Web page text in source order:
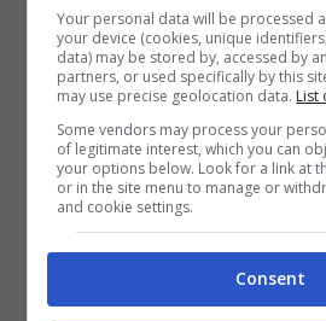
l’Europa si fa
Your personal data will be processed
your device (cookies, unique
data) may be stored by, accessed by
partners, or used specifically by this
may use precise geolocation data. List
Some vendors may process your
of legitimate interest, which you can
your options below. Look for a link at
or in the site menu to manage or
and cookie settings.
Consent